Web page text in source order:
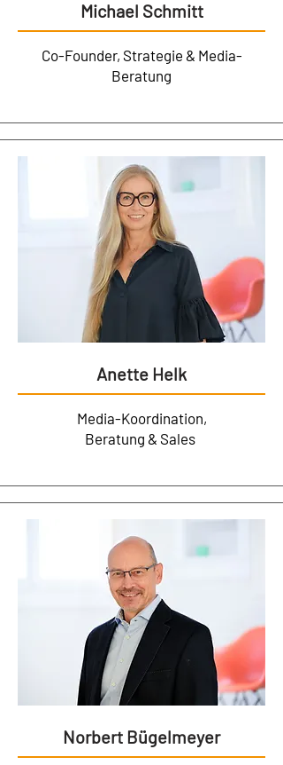
Michael Schmitt
Co-Founder, Strategie & Media-
Beratung
Anette Helk
Media-Koordination,
Beratung & Sales
Norbert Bügelmeyer